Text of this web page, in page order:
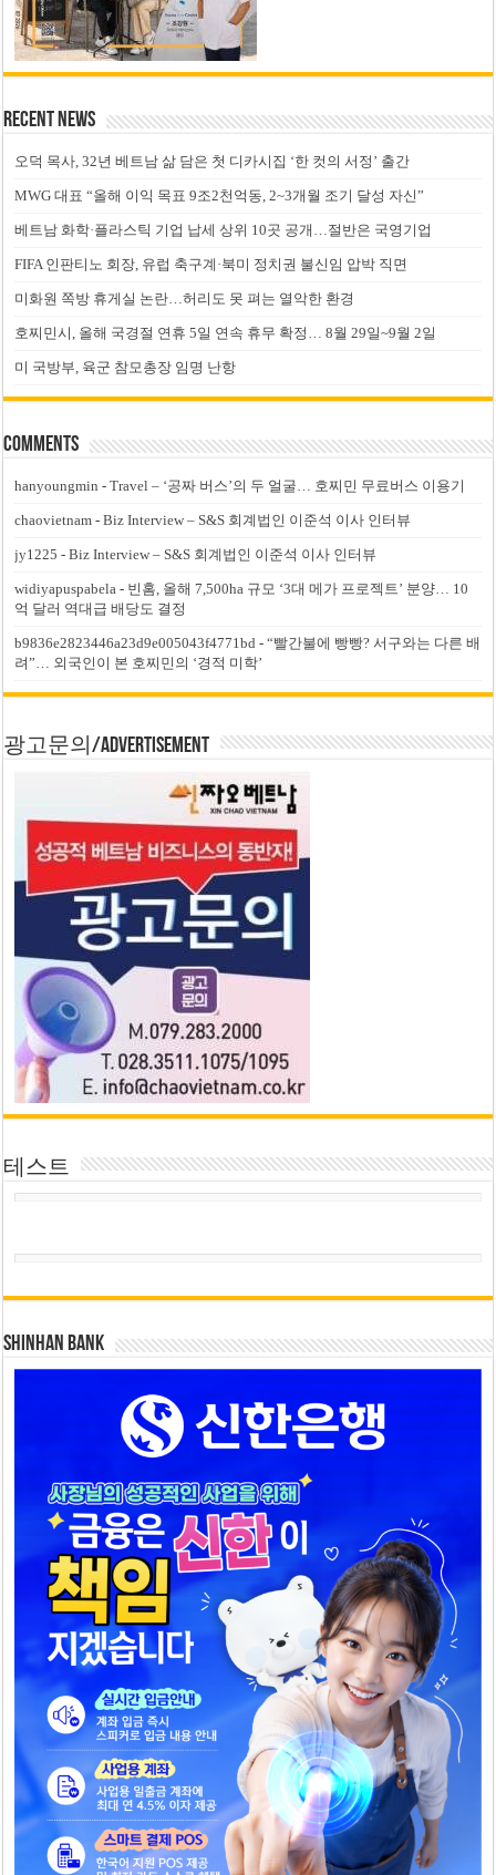
Recent News
오덕 목사, 32년 베트남 삶 담은 첫 디카시집 ‘한 컷의 서정’ 출간
MWG 대표 “올해 이익 목표 9조2천억동, 2~3개월 조기 달성 자신”
베트남 화학·플라스틱 기업 납세 상위 10곳 공개…절반은 국영기업
FIFA 인판티노 회장, 유럽 축구계·북미 정치권 불신임 압박 직면
미화원 쪽방 휴게실 논란…허리도 못 펴는 열악한 환경
호찌민시, 올해 국경절 연휴 5일 연속 휴무 확정… 8월 29일~9월 2일
미 국방부, 육군 참모총장 임명 난항
Comments
hanyoungmin -Travel – ‘공짜 버스’의 두 얼굴… 호찌민 무료버스 이용기
chaovietnam -Biz Interview – S&S 회계법인 이준석 이사 인터뷰
jy1225 -Biz Interview – S&S 회계법인 이준석 이사 인터뷰
widiyapuspabela - 빈홈, 올해 7,500ha 규모 ‘3대 메가 프로젝트’ 분양… 10
억 달러 역대급 배당도 결정
b9836e2823446a23d9e005043f4771bd -“빨간불에 빵빵? 서구와는 다른 배
려”… 외국인이 본 호찌민의 ‘경적 미학’
광고문의/Advertisement
테스트
SHINHAN BANK